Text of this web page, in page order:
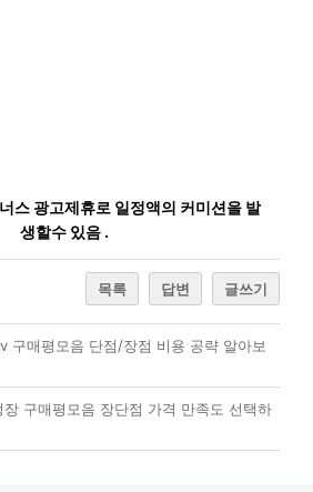
스 광고제휴로 일정액의 커미션을 발
생할수 있음 .
목록 답변 글쓰기
구매평모음 단점/장점 비용 공략 알아보
장 구매평모음 장단점 가격 만족도 선택하